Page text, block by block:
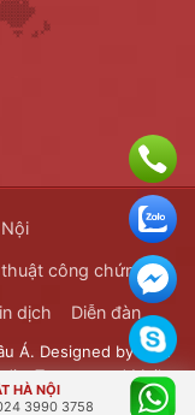
công chứng
dịch Diễn đàn
Á. Designed by Dịch
. Transported Mails
HÀ NỘI
3990 3758